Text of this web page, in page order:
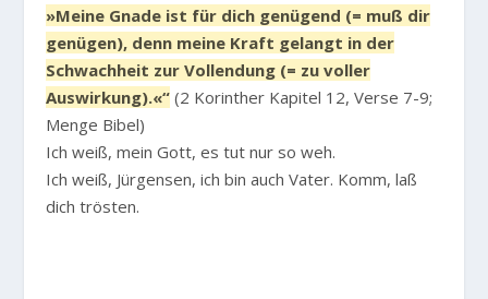
»Meine Gnade ist für dich genügend (= muß dir
genügen), denn meine Kraft gelangt in der
Schwachheit zur Vollendung (= zu voller
Auswirkung).«“ (2 Korinther Kapitel 12, Verse 7-9;
Menge Bibel)
Ich weiß, mein Gott, es tut nur so weh.
Ich weiß, Jürgensen, ich bin auch Vater. Komm, laß
dich trösten.